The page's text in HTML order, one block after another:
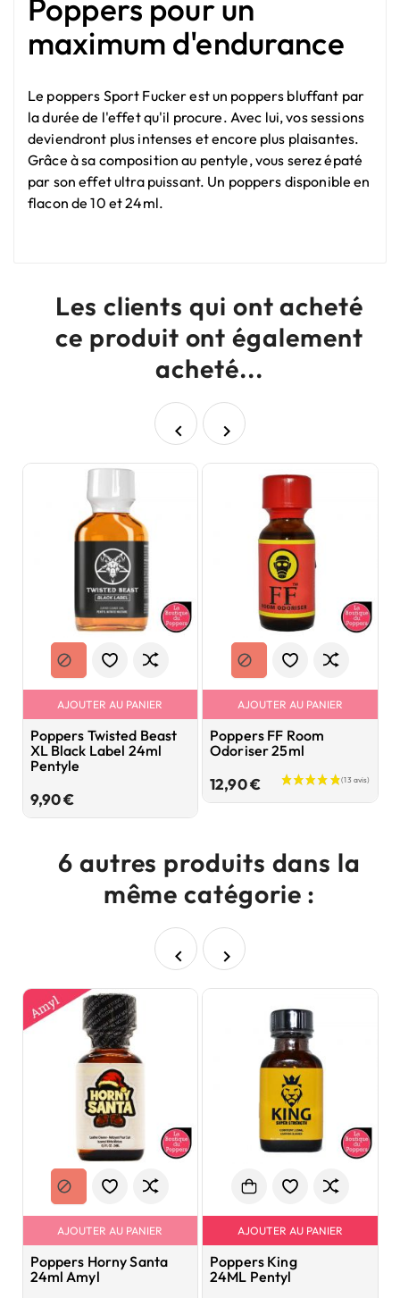
Poppers pour un
maximum d'endurance
Le poppers Sport Fucker est un poppers bluffant par
la durée de l'effet qu'il procure. Avec lui, vos sessions
deviendront plus intenses et encore plus plaisantes.
Grâce à sa composition au pentyle, vous serez épaté
par son effet ultra puissant. Un poppers disponible en
flacon de 10 et 24ml.
Les clients qui ont acheté
ce produit ont également
acheté...
 
AJOUTER AU PANIER
Poppers Twisted Beast
XL Black Label 24ml
Pentyle
9,90 €Prix
AJOUTER AU PANIER
Poppers FF Room
Odoriser 25ml
12,90 €Prix
6 autres produits dans la
même catégorie :
 
AJOUTER AU PANIER
Poppers Horny Santa
24ml Amyl
AJOUTER AU PANIER
Poppers King
24ML Pentyl